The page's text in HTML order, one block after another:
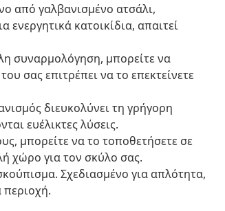
από γαλβανισμένο ατσάλι,
κατοικίδια, απαιτεί
συναρμολόγηση, μπορείτε να
σας επιτρέπει να το επεκτείνετε
διευκολύνει τη γρήγορη
ευέλικτες λύσεις.
μπορείτε να το τοποθετήσετε σε
χώρο για τον σκύλο σας.
Σχεδιασμένο για απλότητα,
περιοχή.